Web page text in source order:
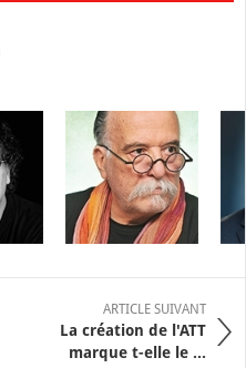
ARTICLE SUIVANT
La création de l'ATT
marque t-elle le ...